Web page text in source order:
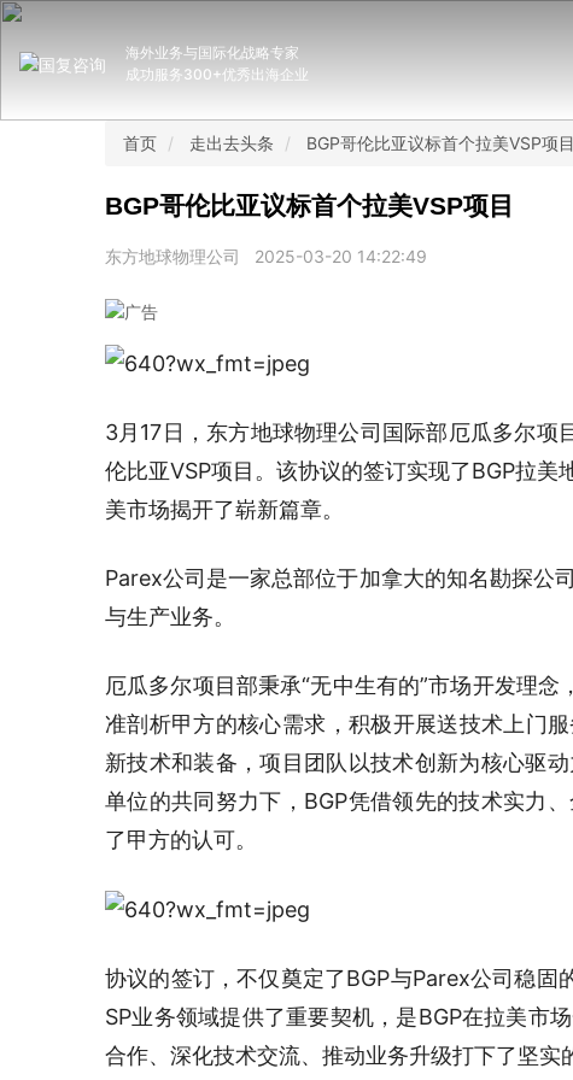
海外业务与国际化战略专家
成功服务300+优秀出海企业
首页 走出去头条 BGP哥伦比亚议标首个拉美VSP项目
BGP哥伦比亚议标首个拉美VSP项目
东方地球物理公司 2025-03-20 14:22:49
3月17日，东方地球物理公司国际部厄瓜多尔
伦比亚VSP项目。该协议的签订实现了BGP拉
美市场揭开了崭新篇章。
Parex公司是一家总部位于加拿大的知名勘探公
与生产业务。
厄瓜多尔项目部秉承“无中生有的”市场开发理
准剖析甲方的核心需求，积极开展送技术上门
新技术和装备，项目团队以技术创新为核心驱
单位的共同努力下，BGP凭借领先的技术实力
了甲方的认可。
协议的签订，不仅奠定了BGP与Parex公司稳
SP业务领域提供了重要契机，是BGP在拉美市
合作、深化技术交流、推动业务升级打下了坚实